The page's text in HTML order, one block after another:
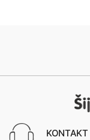
KONTAKT